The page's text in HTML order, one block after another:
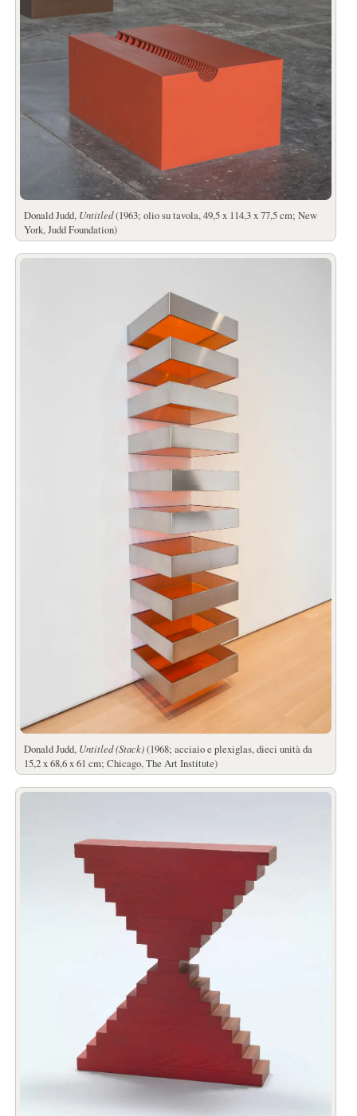
Donald Judd, Untitled(1963; olio su tavola, 49,5 x 114,3 x 77,5 cm; New
York, Judd Foundation)
Donald Judd, Untitled (Stack)(1968; acciaio e plexiglas, dieci unità da
15,2 x 68,6 x 61 cm; Chicago, The Art Institute)